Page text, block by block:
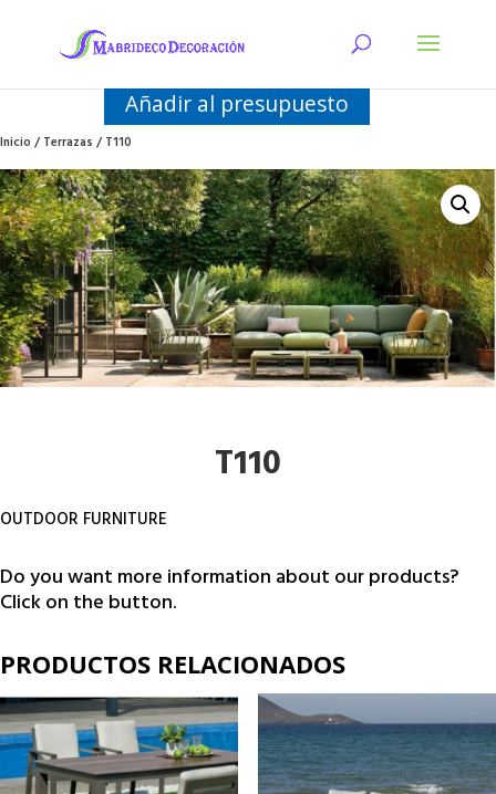
Añadir al presupuesto
Inicio/Terrazas/ T110
T110
OUTDOOR FURNITURE
Do you want more information about our products?
Click on the button.
PRODUCTOS RELACIONADOS